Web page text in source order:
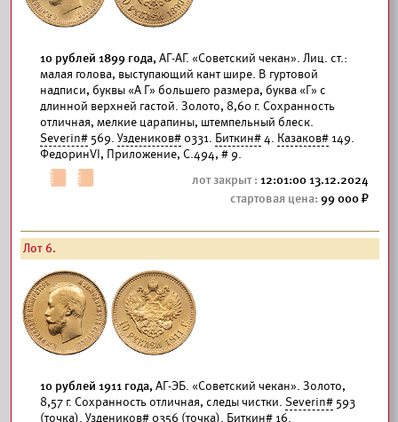
10 рублей 1899 года,АГ-АГ. «Советский чекан». Лиц. ст.:
малая голова, выступающий кант шире. В гуртовой
надписи, буквы «А Г» большего размера, буква «Г» с
длинной верхней гастой. Золото, 8,60 г. Сохранность
отличная, мелкие царапины, штемпельный блеск.
Severin# 569. Уздеников# 0331. Биткин#4. Казаков# 149.
ФедоринVI, Приложение, С.494, # 9.
12:01:00 13.12.2024
99 000
Лот 6.
10 рублей 1911 года,АГ-ЭБ. «Советский чекан». Золото,
8,57 г. Сохранность отличная, следы чистки. Severin# 593
(точка). Уздеников# 0356 (точка). Биткин# 16.